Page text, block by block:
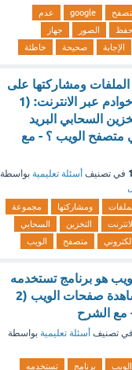
google
عدم
حفظ الصور
جهاز
الإجابة صحيحة خاطئة
ومشاركتها على
مجموعة خوادم عبر الانترنت: (1
السحابي البريد
متصفح الويب ؟ - مع
في تصنيف أسئلة تعليمية بواسطة
ومشاركتها
مجموعة
التخزين
السحابي
متصفح الويب
هو برنامج تستخدمه
لفتح ومشاهدة صفحات الويب (2
مع الشرح
في تصنيف أسئلة تعليمية بواسطة
الويب برنامج تستخدمه